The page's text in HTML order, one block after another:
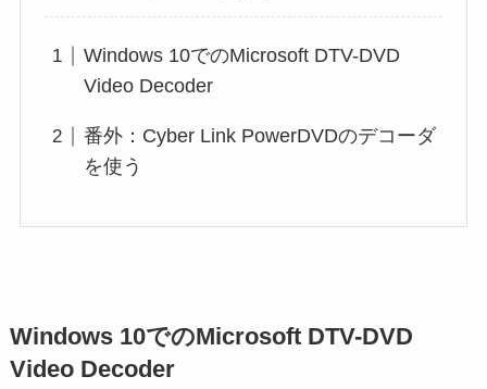
Windows 10でのMicrosoft DTV-DVD
Video Decoder
番外：Cyber Link PowerDVDのデコーダ
を使う
Windows 10でのMicrosoft DTV-DVD
Video Decoder